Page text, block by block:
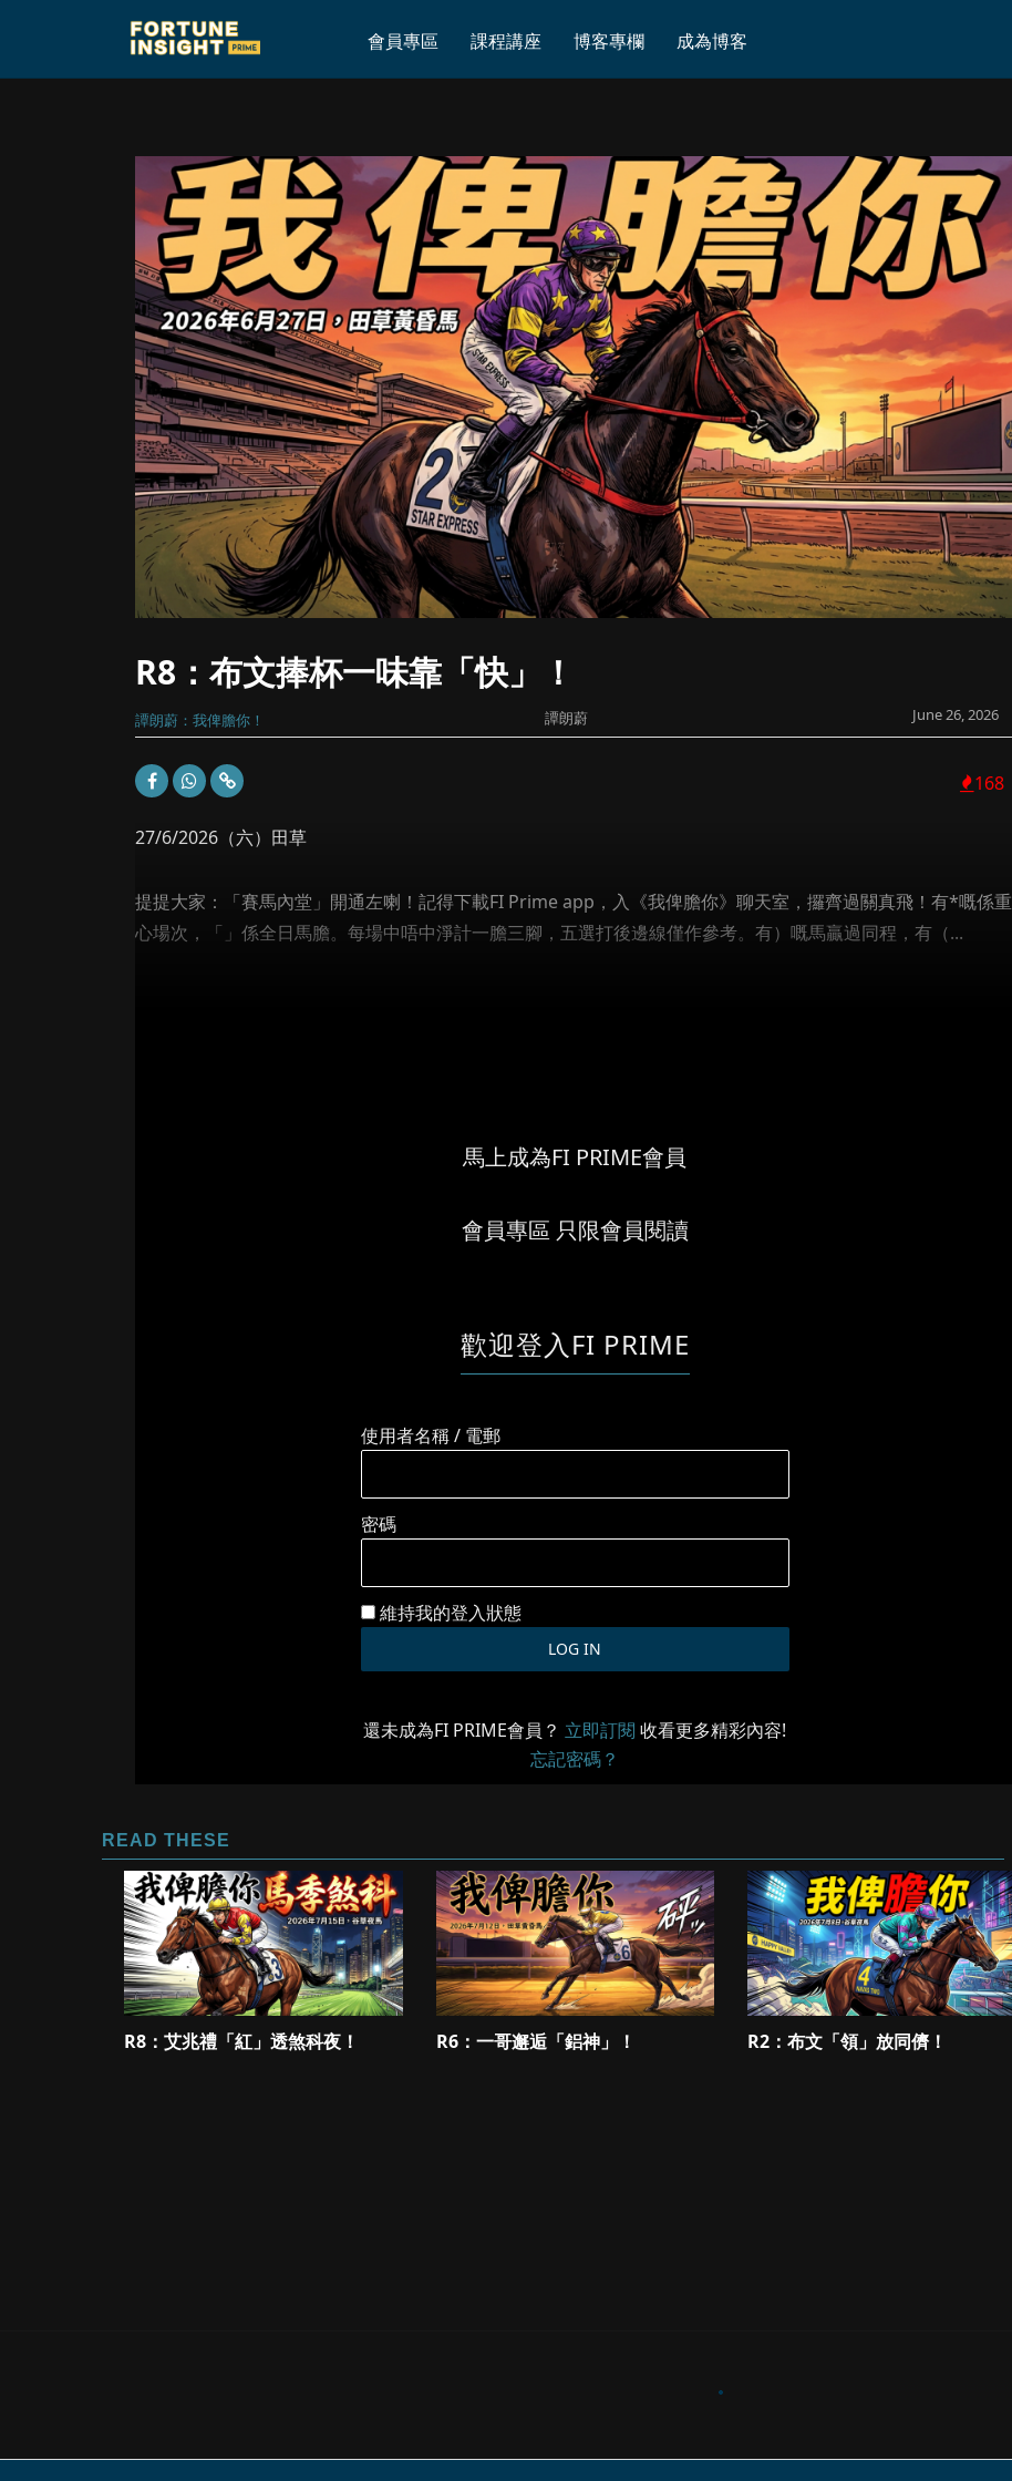
會員專區 課程講座 博客專欄 成為博客
R8：布文捧杯一味靠「快」！
R8：布文捧杯一味靠「快」！
譚朗蔚：我俾膽你！ 譚朗蔚 June 26, 2026
168
27/6/2026（六）田草
提提大家：「賽馬內堂」開通左喇！記得下載FI Prime app，入《我俾膽你》聊天室，攞齊過關真飛！有*嘅係重
心場次，「」係全日馬膽。每場中唔中淨計一膽三腳，五選打後邊線僅作參考。有）嘅馬贏過同程，有（...
馬上成為FI PRIME會員
會員專區 只限會員閱讀
歡迎登入FI PRIME
使用者名稱 / 電郵
密碼
維持我的登入狀態
還未成為FI PRIME會員？ 立即訂閱 收看更多精彩內容!
忘記密碼？
READ THESE
R8：艾兆禮「紅」透煞科夜！ R6：一哥邂逅「鋁神」！ R2：布文「領」放同儕！